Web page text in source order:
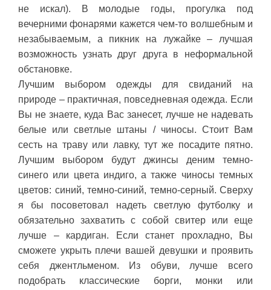
не искал). В молодые годы, прогулка под
вечерними фонарями кажется чем-то волшебным и
незабываемым, а пикник на лужайке – лучшая
возможность узнать друг друга в неформальной
обстановке.
Лучшим выбором одежды для свиданий на
природе – практичная, повседневная одежда. Если
Вы не знаете, куда Вас занесет, лучше не надевать
белые или светлые штаны / чиносы. Стоит Вам
сесть на траву или лавку, тут же посадите пятно.
Лучшим выбором будут джинсы деним темно-
синего или цвета индиго, а также чиносы темных
цветов: синий, темно-синий, темно-серный. Сверху
я бы посоветовал надеть светлую футболку и
обязательно захватить с собой свитер или еще
лучше – кардиган. Если станет прохладно, Вы
сможете укрыть плечи вашей девушки и проявить
себя джентльменом. Из обуви, лучше всего
подобрать классические борги, монки или